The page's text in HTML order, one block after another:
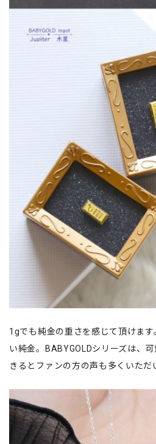
1gでも純金の重さを感じて頂けま
い純金。BABYGOLDシリーズは、
きるとファンの方の声も多くいただ